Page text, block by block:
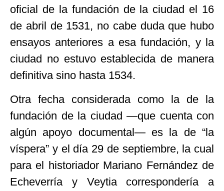
oficial de la fundación de la ciudad el 16
de abril de 1531, no cabe duda que hubo
ensayos anteriores a esa fundación, y la
ciudad no estuvo establecida de manera
definitiva sino hasta 1534.
Otra fecha considerada como la de la
fundación de la ciudad —que cuenta con
algún apoyo documental— es la de “la
víspera” y el día 29 de septiembre, la cual
para el historiador Mariano Fernández de
Echeverría y Veytia correspondería a